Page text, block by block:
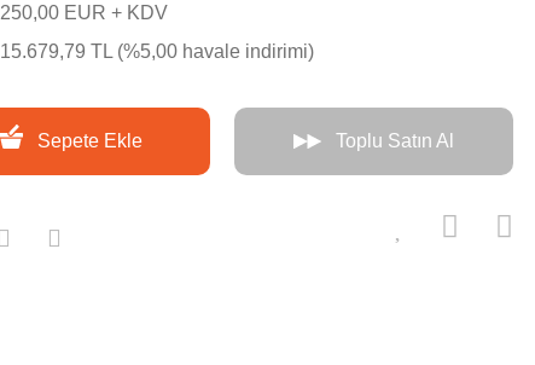
250,00 EUR + KDV
15.679,79 TL (%5,00 havale indirimi)
Sepete Ekle Toplu Satın Al